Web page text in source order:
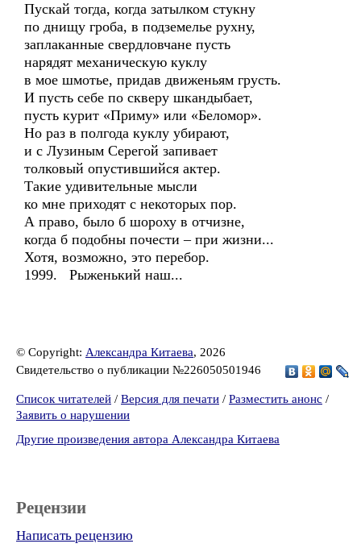
Пускай тогда, когда затылком стукну
по днищу гроба, в подземелье рухну,
заплаканные свердловчане пусть
нарядят механическую куклу
в мое шмотье, придав движеньям грусть.
И пусть себе по скверу шкандыбает,
пусть курит «Приму» или «Беломор».
Но раз в полгода куклу убирают,
и с Лузиным Серегой запивает
толковый опустившийся актер.
Такие удивительные мысли
ко мне приходят с некоторых пор.
А право, было б шороху в отчизне,
когда б подобны почести – при жизни...
Хотя, возможно, это перебор.
1999. Рыженький наш...
© Copyright: Александра Китаева, 2026
Свидетельство о публикации №226050501946
Список читателей / Версия для печати / Разместить анонс /
Заявить о нарушении
Другие произведения автора Александра Китаева
Рецензии
Написать рецензию